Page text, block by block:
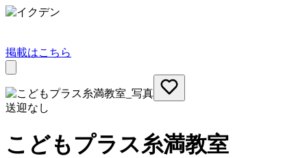
掲載はこちら
送迎なし
こどもプラス糸満教室